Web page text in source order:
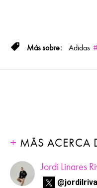
Adidas
MÁS ACERCA
Jordi Linares